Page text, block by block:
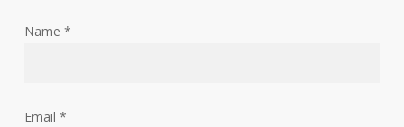
Name *
Email *